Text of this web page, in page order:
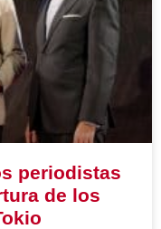
periodistas
de los